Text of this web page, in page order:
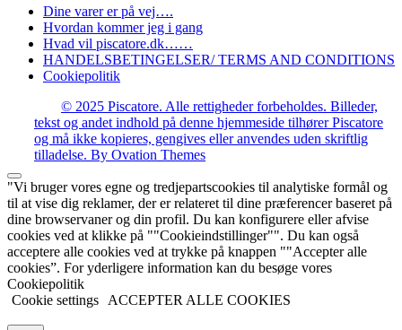
Dine varer er på vej….
Hvordan kommer jeg i gang
Hvad vil piscatore.dk……
HANDELSBETINGELSER/ TERMS AND CONDITIONS
Cookiepolitik
© 2025 Piscatore. Alle rettigheder forbeholdes. Billeder,
tekst og andet indhold på denne hjemmeside tilhører Piscatore
og må ikke kopieres, gengives eller anvendes uden skriftlig
tilladelse. By Ovation Themes
"Vi bruger vores egne og tredjepartscookies til analytiske formål og
til at vise dig reklamer, der er relateret til dine præferencer baseret på
dine browservaner og din profil. Du kan konfigurere eller afvise
cookies ved at klikke på ""Cookieindstillinger"". Du kan også
acceptere alle cookies ved at trykke på knappen ""Accepter alle
cookies”. For yderligere information kan du besøge vores
Cookiepolitik
Cookie settings
ACCEPTER ALLE COOKIES